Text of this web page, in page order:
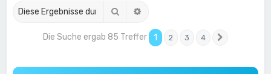
Suche
Die Suche ergab 85 Treffer 1 2 3 4